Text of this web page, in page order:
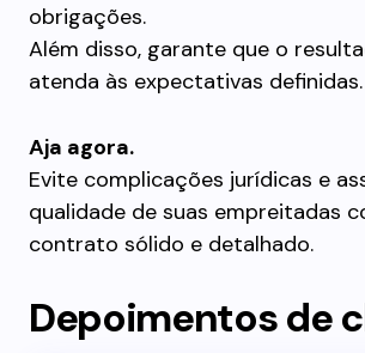
obrigações.
Além disso, garante que o
atenda às expectativas definidas.
Aja agora.
Evite complicações jurídicas e
qualidade de suas empreitadas
contrato sólido e detalhado.
Depoimentos de